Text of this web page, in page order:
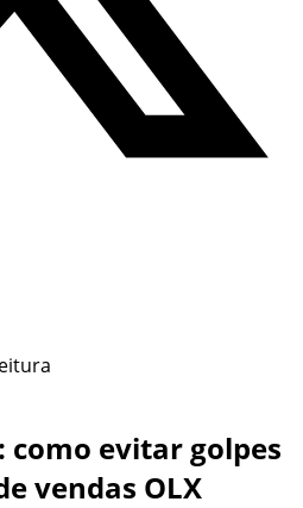
como evitar golpes
vendas OLX